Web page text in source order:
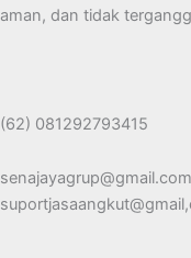
aman, dan tidak
(62) 081292793415
senajayagrup@gmail.com